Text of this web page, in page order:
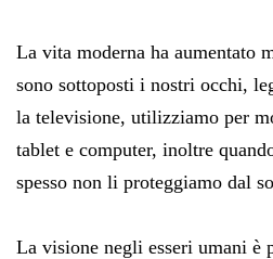
La vita moderna ha aumentato
sono sottoposti i nostri occhi,
la televisione, utilizziamo per
tablet e computer, inoltre
spesso non li proteggiamo dal
La visione negli esseri umani è